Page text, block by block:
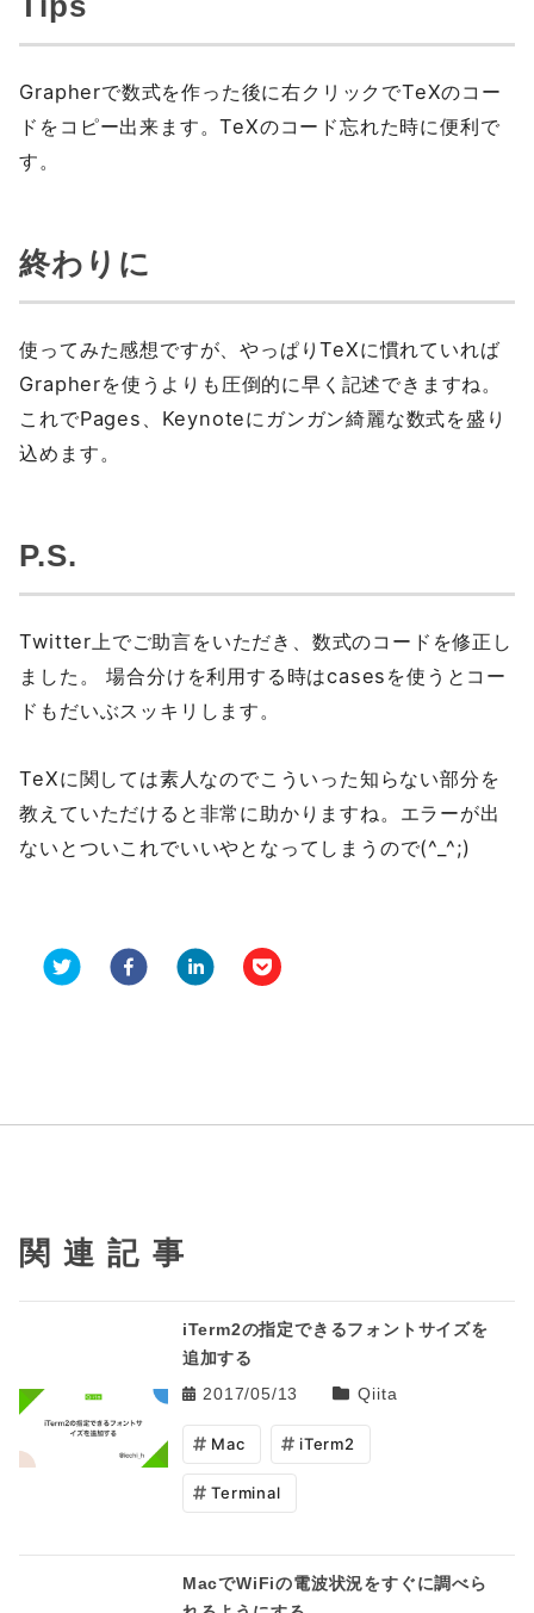
Grapherで数式を作った後に右クリックでTeXのコー
ドをコピー出来ます。TeXのコード忘れた時に便利で
す。
終わりに
使ってみた感想ですが、やっぱりTeXに慣れていれば
Grapherを使うよりも圧倒的に早く記述できますね。
これでPages、Keynoteにガンガン綺麗な数式を盛り
込めます。
P.S.
Twitter上でご助言をいただき、数式のコードを修正し
ました。 場合分けを利用する時はcasesを使うとコー
ドもだいぶスッキリします。
TeXに関しては素人なのでこういった知らない部分を
教えていただけると非常に助かりますね。エラーが出
ないとついこれでいいやとなってしまうので(^_^;)
関連記事
iTerm2の指定できるフォントサイズを
追加する
2017/05/13 Qiita
Mac iTerm2
Terminal
MacでWiFiの電波状況をすぐに調べら